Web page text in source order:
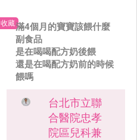
收藏滿4個月的寶寶該餵什麼
副食品
是在喝喝配方奶後餵
還是在喝配方奶前的時候
餵嗎
台北市立聯
合醫院忠孝
院區兒科兼